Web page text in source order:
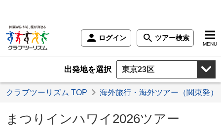
ログイン ツアー検索
MENU
出発地を選択
クラブツーリズム TOP 海外旅行・海外ツアー（関東発）
まつりインハワイ2026ツアー